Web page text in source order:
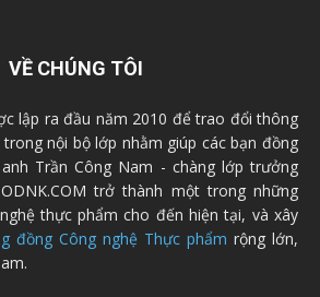
VỀ CHÚNG TÔI
lập ra đầu năm 2010 để trao đổi thông
nội bộ lớp nhằm giúp các bạn đồng
Trần Công Nam - chàng lớp trưởng
trở thành một trong những
thực phẩm cho đến hiện tại, và xây
đồng Công nghệ Thực phẩm rộng lớn,